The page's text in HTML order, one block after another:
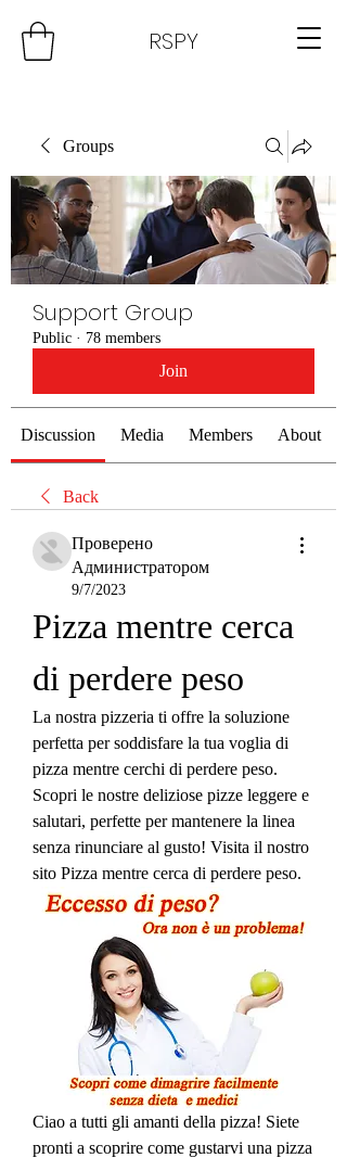
RSPY
Groups
Support Group
Public · 78 members
Join
Discussion Media Members About
Back
Проверено
Администратором
9/7/2023
Pizza mentre cerca
di perdere peso
La nostra pizzeria ti offre la soluzione
perfetta per soddisfare la tua voglia di
pizza mentre cerchi di perdere peso.
Scopri le nostre deliziose pizze leggere e
salutari, perfette per mantenere la linea
senza rinunciare al gusto! Visita il nostro
sito Pizza mentre cerca di perdere peso.
Ciao a tutti gli amanti della pizza! Siete
pronti a scoprire come gustarvi una pizza